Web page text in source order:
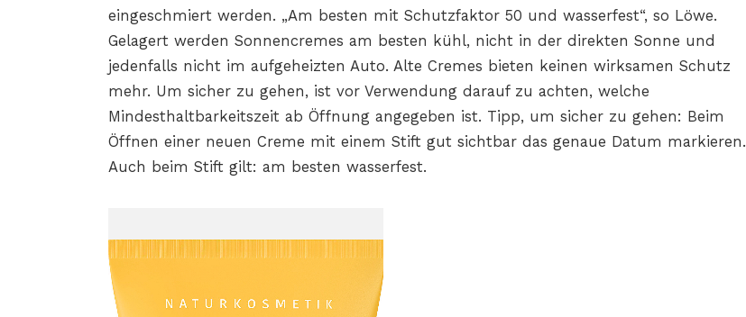
eingeschmiert werden. „Am besten mit Schutzfaktor 50 und wasserfest“, so Löwe.
Gelagert werden Sonnencremes am besten kühl, nicht in der direkten Sonne und
jedenfalls nicht im aufgeheizten Auto. Alte Cremes bieten keinen wirksamen Schutz
mehr. Um sicher zu gehen, ist vor Verwendung darauf zu achten, welche
Mindesthaltbarkeitszeit ab Öffnung angegeben ist. Tipp, um sicher zu gehen: Beim
Öffnen einer neuen Creme mit einem Stift gut sichtbar das genaue Datum markieren.
Auch beim Stift gilt: am besten wasserfest.